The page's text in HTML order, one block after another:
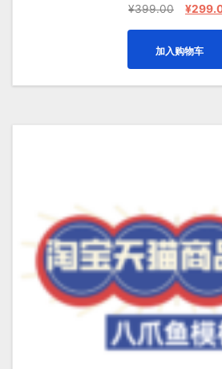
¥399.00
原
¥399.00
¥
加入购物车